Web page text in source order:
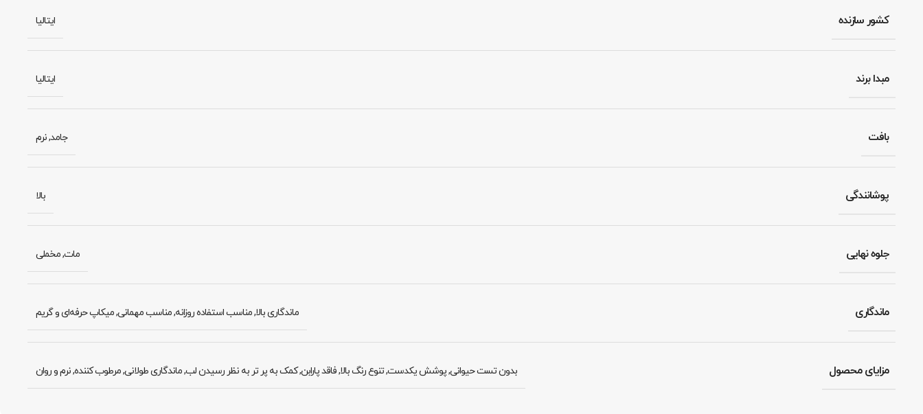
کشور سازنده ایتالیا
مبدا برند ایتالیا
بافت جامد,نرم
پوشانندگی بالا
جلوه نهایی مات,مخملی
ماندگاری ماندگاری بالا,مناسب استفاده روزانه,مناسب مهمانی,میکاپ حرفه‌ای و گریم
مزایای محصول بدون تست حیوانی,پوشش یکدست,تنوع رنگ بالا,فاقد پارابن,کمک به پر تر به نظر رسیدن لب,ماندگاری طولانی,مرطوب کننده,نرم و روان